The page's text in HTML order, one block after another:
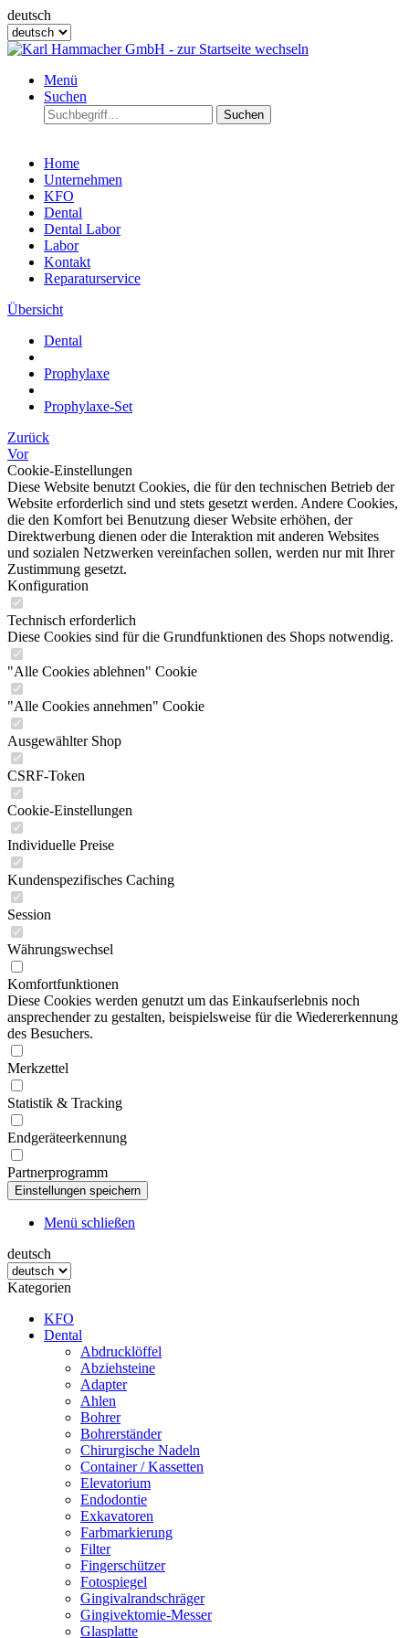
deutsch
Menü
Suchen
Suchen
Home
Unternehmen
KFO
Dental
Dental Labor
Labor
Kontakt
Reparaturservice
Übersicht
Dental
Prophylaxe
Prophylaxe-Set
Zurück
Vor
Cookie-Einstellungen
Diese Website benutzt Cookies, die für den technischen Betrieb der
Website erforderlich sind und stets gesetzt werden. Andere Cookies,
die den Komfort bei Benutzung dieser Website erhöhen, der
Direktwerbung dienen oder die Interaktion mit anderen Websites
und sozialen Netzwerken vereinfachen sollen, werden nur mit Ihrer
Zustimmung gesetzt.
Konfiguration
Technisch erforderlich
Diese Cookies sind für die Grundfunktionen des Shops notwendig.
"Alle Cookies ablehnen" Cookie
"Alle Cookies annehmen" Cookie
Ausgewählter Shop
CSRF-Token
Cookie-Einstellungen
Individuelle Preise
Kundenspezifisches Caching
Session
Währungswechsel
Komfortfunktionen
Diese Cookies werden genutzt um das Einkaufserlebnis noch
ansprechender zu gestalten, beispielsweise für die Wiedererkennung
des Besuchers.
Merkzettel
Statistik & Tracking
Endgeräteerkennung
Partnerprogramm
Menü schließen
deutsch
Kategorien
KFO
Dental
Abdrucklöffel
Abziehsteine
Adapter
Ahlen
Bohrer
Bohrerständer
Chirurgische Nadeln
Container / Kassetten
Elevatorium
Endodontie
Exkavatoren
Farbmarkierung
Filter
Fingerschützer
Fotospiegel
Gingivalrandschräger
Gingivektomie-Messer
Glasplatte